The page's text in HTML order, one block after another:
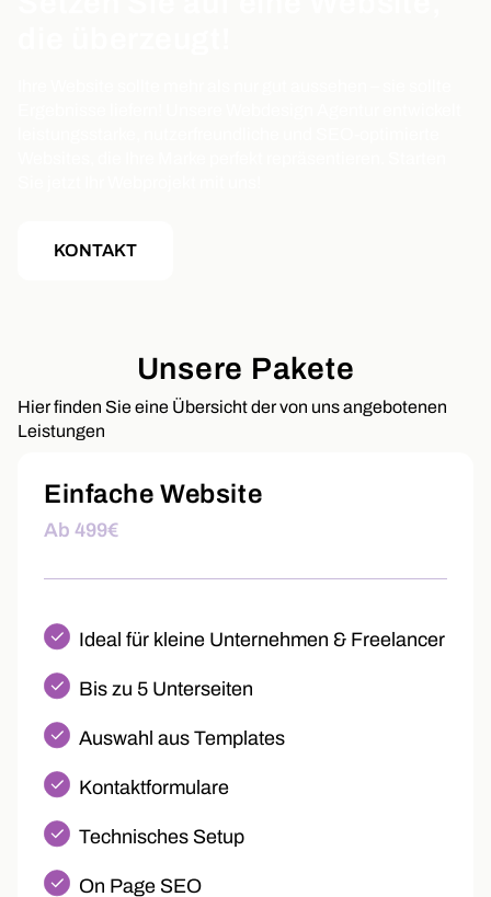
KONTAKT
Unsere Pakete
Hier finden Sie eine Übersicht der von uns angebotenen
Leistungen
Einfache Website
Ab 499€
Ideal für kleine Unternehmen & Freelancer
Bis zu 5 Unterseiten
Auswahl aus Templates
Kontaktformulare
Technisches Setup
On Page SEO